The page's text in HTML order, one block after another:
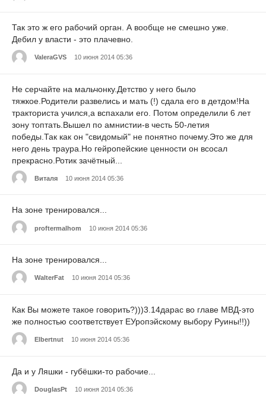
Так это ж его рабочий орган. А вообще не смешно уже.
Дебил у власти - это плачевно.
ValeraGVS 10 июня 2014 05:36
Не серчайте на мальчонку.Детство у него было
тяжкое.Родители развелись и мать (!) сдала его в детдом!На
тракториста учился,а вспахали его. Потом определили 6 лет
зону топтать.Вышел по амнистии-в честь 50-летия
победы.Так как он "свидомый" не понятно почему.Это же для
него день траура.Но гейропейские ценности он всосал
прекрасно.Ротик зачётный...
Виталя 10 июня 2014 05:36
На зоне тренировался...
proftermalhom 10 июня 2014 05:36
На зоне тренировался...
WalterFat 10 июня 2014 05:36
Как Вы можете такое говорить?)))3.14дарас во главе МВД-это
же полностью соответствует ЕУропэйскому выбору Руины!!))
Elbertnut 10 июня 2014 05:36
Да и у Ляшки - губёшки-то рабочие...
DouglasPt 10 июня 2014 05:36